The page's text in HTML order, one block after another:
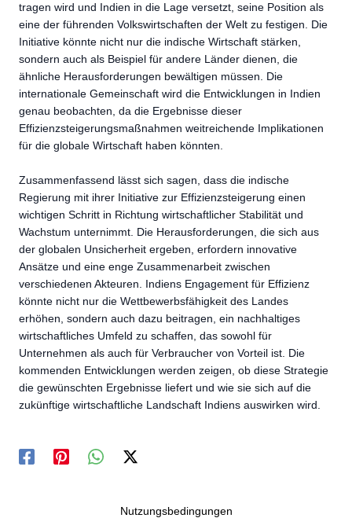
tragen wird und Indien in die Lage versetzt, seine Position als
eine der führenden Volkswirtschaften der Welt zu festigen. Die
Initiative könnte nicht nur die indische Wirtschaft stärken,
sondern auch als Beispiel für andere Länder dienen, die
ähnliche Herausforderungen bewältigen müssen. Die
internationale Gemeinschaft wird die Entwicklungen in Indien
genau beobachten, da die Ergebnisse dieser
Effizienzsteigerungsmaßnahmen weitreichende Implikationen
für die globale Wirtschaft haben könnten.
Zusammenfassend lässt sich sagen, dass die indische
Regierung mit ihrer Initiative zur Effizienzsteigerung einen
wichtigen Schritt in Richtung wirtschaftlicher Stabilität und
Wachstum unternimmt. Die Herausforderungen, die sich aus
der globalen Unsicherheit ergeben, erfordern innovative
Ansätze und eine enge Zusammenarbeit zwischen
verschiedenen Akteuren. Indiens Engagement für Effizienz
könnte nicht nur die Wettbewerbsfähigkeit des Landes
erhöhen, sondern auch dazu beitragen, ein nachhaltiges
wirtschaftliches Umfeld zu schaffen, das sowohl für
Unternehmen als auch für Verbraucher von Vorteil ist. Die
kommenden Entwicklungen werden zeigen, ob diese Strategie
die gewünschten Ergebnisse liefert und wie sie sich auf die
zukünftige wirtschaftliche Landschaft Indiens auswirken wird.
Nutzungsbedingungen